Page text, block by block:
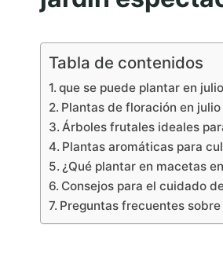
Tabla de contenidos
que se puede plantar en
Plantas de floración en
Árboles frutales ideales
Plantas aromáticas para
¿Qué plantar en macetas
Consejos para el cuidado
Preguntas frecuentes